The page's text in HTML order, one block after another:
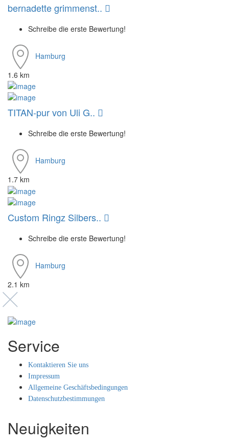
bernadette grimmenst..
Schreibe die erste Bewertung!
Hamburg
1.6 km
TITAN-pur von Uli G..
Schreibe die erste Bewertung!
Hamburg
1.7 km
Custom Ringz Silbers..
Schreibe die erste Bewertung!
Hamburg
2.1 km
Service
Kontaktieren Sie uns
Impressum
Allgemeine Geschäftsbedingungen
Datenschutzbestimmungen
Neuigkeiten